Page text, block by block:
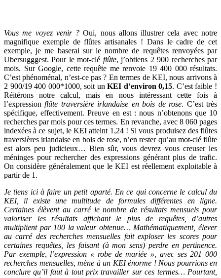
Vous me voyez venir ? Oui, nous allons illustrer cela avec notre
magnifique exemple de flûtes artisanales ! Dans le cadre de cet
exemple, je me baserai sur le nombre de requêtes renvoyées par
Ubersugggest. Pour le mot-clé flûte, j’obtiens 2 900 recherches par
mois. Sur Google, cette requête me renvoie 19 400 000 résultats.
C’est phénoménal, n’est-ce pas ? En termes de KEI, nous arrivons à
2 900/19 400 000*1000, soit unKEI d’environ 0,15. C’est faible !
Réitérons notre calcul, mais en nous intéressant cette fois à
l’expressionflûte traversière irlandaise en bois de rose. C’est très
spécifique, effectivement. Preuve en est : nous n’obtenons que 10
recherches par mois pour ces termes. En revanche, avec 8 060 pages
indexées à ce sujet, le KEI atteint 1,24 ! Si vous produisez des flûtes
traversières irlandaise en bois de rose, n’en rester qu’au mot-clé flûte
est alors peu judicieux… Bien sûr, vous devrez vous creuser les
méninges pour rechercher des expressions générant plus de trafic.
On considère généralement que le KEI est réellement exploitable à
partir de 1.
Je tiens ici à faire un petit aparté. En ce qui concerne le calcul du
KEI, il existe une multitude de formules différentes en ligne.
Certaines élèvent au carré le nombre de résultats mensuels pour
valoriser les résultats affichant le plus de requêtes, d’autres
multiplient par 100 la valeur obtenue… Mathématiquement, élever
au carré des recherches mensuelles fait exploser les scores pour
certaines requêtes, les faisant (à mon sens) perdre en pertinence.
Par exemple, l’expression « robe de mariée », avec ses 201 000
recherches mensuelles, mène à un KEI énorme ! Nous pourrions en
conclure qu’il faut à tout prix travailler sur ces termes… Pourtant,